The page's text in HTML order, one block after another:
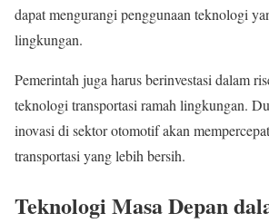
dapat mengurangi penggunaan teknologi
lingkungan.
Pemerintah juga harus berinvestasi dalam
teknologi transportasi ramah lingkungan.
inovasi di sektor otomotif akan
transportasi yang lebih bersih.
Teknologi Masa Depan